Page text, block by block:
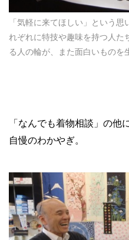
「気軽に来てほしい」という
れぞれに特技や趣味を持つ人た
る人の輪が、また面白いものを
「なんでも着物相談」の他
自慢のわかやぎ。